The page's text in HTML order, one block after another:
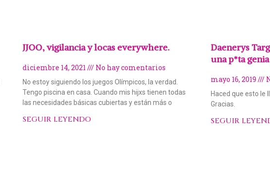
JJOO, vigilancia y locas everywhere.
diciembre 14, 2021 No hay comentarios
No estoy siguiendo los juegos Olímpicos, la verdad.
Tengo piscina en casa. Cuando mis hijxs tienen todas
las necesidades básicas cubiertas y están más o
SEGUIR LEYENDO
Daenerys
una p*ta
mayo 16, 2019
Haced que esto le
Gracias.
SEGUIR